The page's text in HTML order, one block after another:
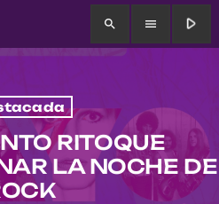
search menu play_arrow
RITOQUE
LA NOCHE DE